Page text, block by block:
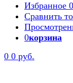
Избранное 0
Сравнить
0корзина
0 0 руб.